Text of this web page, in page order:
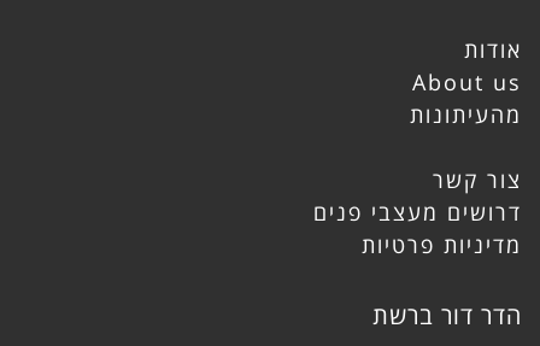
אודות
About us
מהעיתונות
צור קשר
דרושים מעצבי פנים
מדיניות פרטיות
הדר דור ברשת